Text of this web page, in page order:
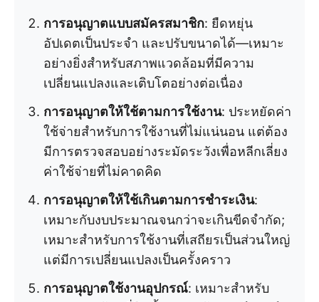
การอนุญาตแบบสมัครสมาชิก: ยืดหยุ่น
อัปเดตเป็นประจำ และปรับขนาดได้—เหมาะ
อย่างยิ่งสำหรับสภาพแวดล้อมที่มีความ
เปลี่ยนแปลงและเติบโตอย่างต่อเนื่อง
การอนุญาตให้ใช้ตามการใช้งาน: ประหยัดค่า
ใช้จ่ายสำหรับการใช้งานที่ไม่แน่นอน แต่ต้อง
มีการตรวจสอบอย่างระมัดระวังเพื่อหลีกเลี่ยง
ค่าใช้จ่ายที่ไม่คาดคิด
การอนุญาตให้ใช้เกินตามการชำระเงิน:
เหมาะกับงบประมาณจนกว่าจะเกินขีดจำกัด;
เหมาะสำหรับการใช้งานที่เสถียรเป็นส่วนใหญ่
แต่มีการเปลี่ยนแปลงเป็นครั้งคราว
การอนุญาตใช้งานอุปกรณ์: เหมาะสำหรับ